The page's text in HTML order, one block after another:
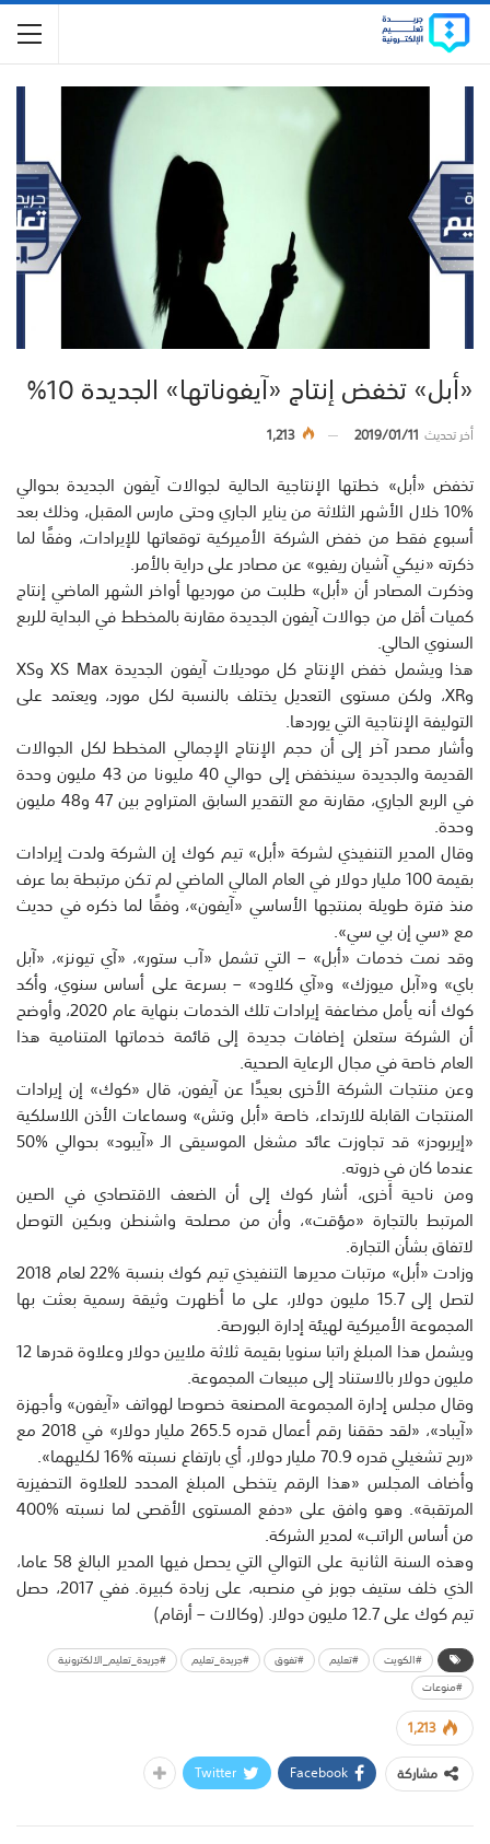
«أبل» تخفض إنتاج «آيفوناتها» الجديدة 10%
أخر تحديث 2019/01/11
1,213
تخفض «أبل» خطتها الإنتاجية الحالية لجوالات آيفون الجديدة بحوالي
%10 خلال الأشهر الثلاثة من يناير الجاري وحتى مارس المقبل، وذلك بعد
أسبوع فقط من خفض الشركة الأميركية توقعاتها للإيرادات، وفقًا لما
ذكرته «نيكي آشيان ريفيو» عن مصادر على دراية بالأمر.
وذكرت المصادر أن «أبل» طلبت من مورديها أواخر الشهر الماضي إنتاج
كميات أقل من جوالات آيفون الجديدة مقارنة بالمخطط في البداية للربع
السنوي الحالي.
هذا ويشمل خفض الإنتاج كل موديلات آيفون الجديدة XS Max وXS
وXR، ولكن مستوى التعديل يختلف بالنسبة لكل مورد، ويعتمد على
التوليفة الإنتاجية التي يوردها.
وأشار مصدر آخر إلى أن حجم الإنتاج الإجمالي المخطط لكل الجوالات
القديمة والجديدة سينخفض إلى حوالي 40 مليونا من 43 مليون وحدة
في الربع الجاري، مقارنة مع التقدير السابق المتراوح بين 47 و48 مليون
وحدة.
وقال المدير التنفيذي لشركة «أبل» تيم كوك إن الشركة ولدت إيرادات
بقيمة 100 مليار دولار في العام المالي الماضي لم تكن مرتبطة بما عرف
منذ فترة طويلة بمنتجها الأساسي «آيفون»، وفقًا لما ذكره في حديث
مع «سي إن بي سي».
وقد نمت خدمات «أبل» – التي تشمل «آب ستور»، «آي تيونز»، «آبل
باي» و«آبل ميوزك» و«آي كلاود» – بسرعة على أساس سنوي، وأكد
كوك أنه يأمل مضاعفة إيرادات تلك الخدمات بنهاية عام 2020، وأوضح
أن الشركة ستعلن إضافات جديدة إلى قائمة خدماتها المتنامية هذا
العام خاصة في مجال الرعاية الصحية.
وعن منتجات الشركة الأخرى بعيدًا عن آيفون، قال «كوك» إن إيرادات
المنتجات القابلة للارتداء، خاصة «أبل وتش» وسماعات الأذن اللاسلكية
«إيربودز» قد تجاوزت عائد مشغل الموسيقى الـ «آيبود» بحوالي %50
عندما كان في ذروته.
ومن ناحية أخرى، أشار كوك إلى أن الضعف الاقتصادي في الصين
المرتبط بالتجارة «مؤقت»، وأن من مصلحة واشنطن وبكين التوصل
لاتفاق بشأن التجارة.
وزادت «أبل» مرتبات مديرها التنفيذي تيم كوك بنسبة %22 لعام 2018
لتصل إلى 15.7 مليون دولار، على ما أظهرت وثيقة رسمية بعثت بها
المجموعة الأميركية لهيئة إدارة البورصة.
ويشمل هذا المبلغ راتبا سنويا بقيمة ثلاثة ملايين دولار وعلاوة قدرها 12
مليون دولار بالاستناد إلى مبيعات المجموعة.
وقال مجلس إدارة المجموعة المصنعة خصوصا لهواتف «آيفون» وأجهزة
«آيباد»، «لقد حققنا رقم أعمال قدره 265.5 مليار دولار» في 2018 مع
«ربح تشغيلي قدره 70.9 مليار دولار، أي بارتفاع نسبته %16 لكليهما».
وأضاف المجلس «هذا الرقم يتخطى المبلغ المحدد للعلاوة التحفيزية
المرتقبة». وهو وافق على «دفع المستوى الأقصى لما نسبته %400
من أساس الراتب» لمدير الشركة.
وهذه السنة الثانية على التوالي التي يحصل فيها المدير البالغ 58 عاما،
الذي خلف ستيف جوبز في منصبه، على زيادة كبيرة. ففي 2017، حصل
تيم كوك على 12.7 مليون دولار. (وكالات – أرقام)
#الكويت #تعليم #تفوق #جريدة_تعليم
#جريدة_تعليم_الالكترونية
#منوعات
1,213
مشاركة
Facebook
Twitter